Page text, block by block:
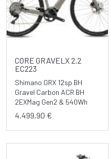
CORE GRAVELX 2.2
EC223
Shimano GRX 12sp BH
Gravel Carbon ACR BH
2EXMag Gen2 & 540Wh
4.499,90 €